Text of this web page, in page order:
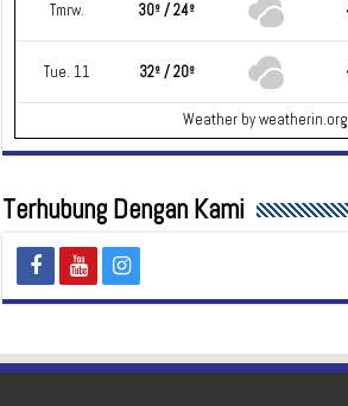
Tmrw. 30º / 24º
Tue. 11 32º / 20º
Weather by weatherin.org
Terhubung Dengan Kami